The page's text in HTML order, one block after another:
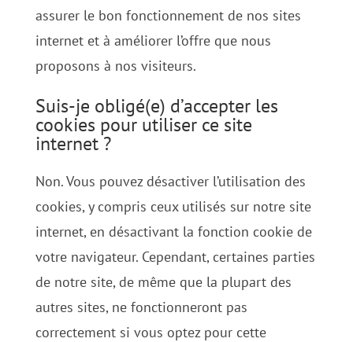
assurer le bon fonctionnement de nos sites
internet et à améliorer l’offre que nous
proposons à nos visiteurs.
Suis-je obligé(e) d’accepter les
cookies pour utiliser ce site
internet ?
Non. Vous pouvez désactiver l’utilisation des
cookies, y compris ceux utilisés sur notre site
internet, en désactivant la fonction cookie de
votre navigateur. Cependant, certaines parties
de notre site, de même que la plupart des
autres sites, ne fonctionneront pas
correctement si vous optez pour cette